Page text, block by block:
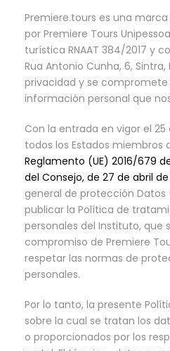
Premiere.tours es una
por Premiere Tours
turística RNAAT 384/2017 y
Rua Antonio Cunha, 6,
privacidad y se
información personal que
Con la entrada en vigor el 25
todos los Estados miembros
Reglamento (UE) 2016/679
del Consejo, de 27 de abril de
general de protección Datos
publicar la Política de
personales del Instituto, que
compromiso de Premiere
respetar las normas de
personales.
Por lo tanto, la presente
sobre la cual se tratan los
o proporcionados por los